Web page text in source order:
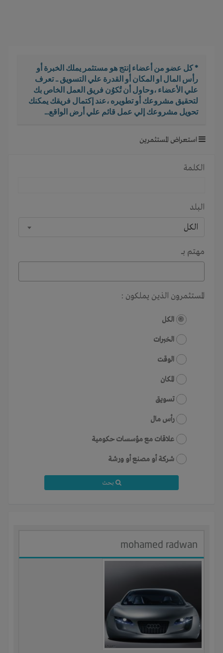
* كل عضو من أعضاء إنتج هو مستثمر يملك الخبرة أو
رأس المال او المكان أو القدرة علي التسويق .. تعرف
علي الأعضاء ،وحاول أن تُكوُن فريق العمل الخاص بك
لتحقيق مشروعك أو تطويره ،عند إكتمال فريقك يمكنك
تحويل مشروعك إلي عمل قائم علي أرض الواقع...
استعراض المستثمرين
الكلمة
البلد
الكل
مهتم بـــ
المستثمرون الذين يملكون :
الكل
الخبرات
الوقت
المكان
تسويق
رأس مال
علاقات مع مؤسسات حكومية
شركة أو مصنع أو ورشة
mohamed radwan